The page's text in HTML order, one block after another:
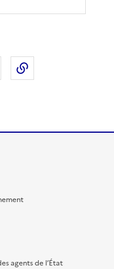
sur LinkedIn
Partager par email
agents de l’État